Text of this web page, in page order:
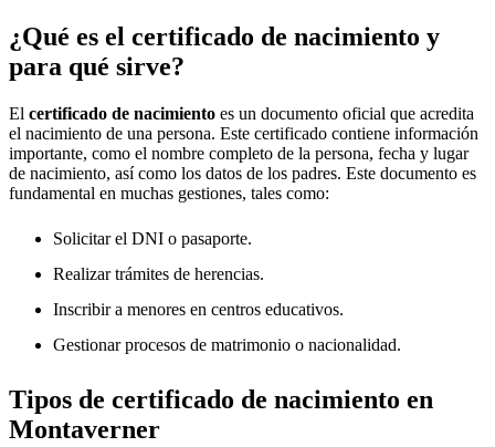
¿Qué es el certificado de nacimiento y
para qué sirve?
El certificado de nacimiento es un documento oficial que acredita
el nacimiento de una persona. Este certificado contiene información
importante, como el nombre completo de la persona, fecha y lugar
de nacimiento, así como los datos de los padres. Este documento es
fundamental en muchas gestiones, tales como:
Solicitar el DNI o pasaporte.
Realizar trámites de herencias.
Inscribir a menores en centros educativos.
Gestionar procesos de matrimonio o nacionalidad.
Tipos de certificado de nacimiento en
Montaverner